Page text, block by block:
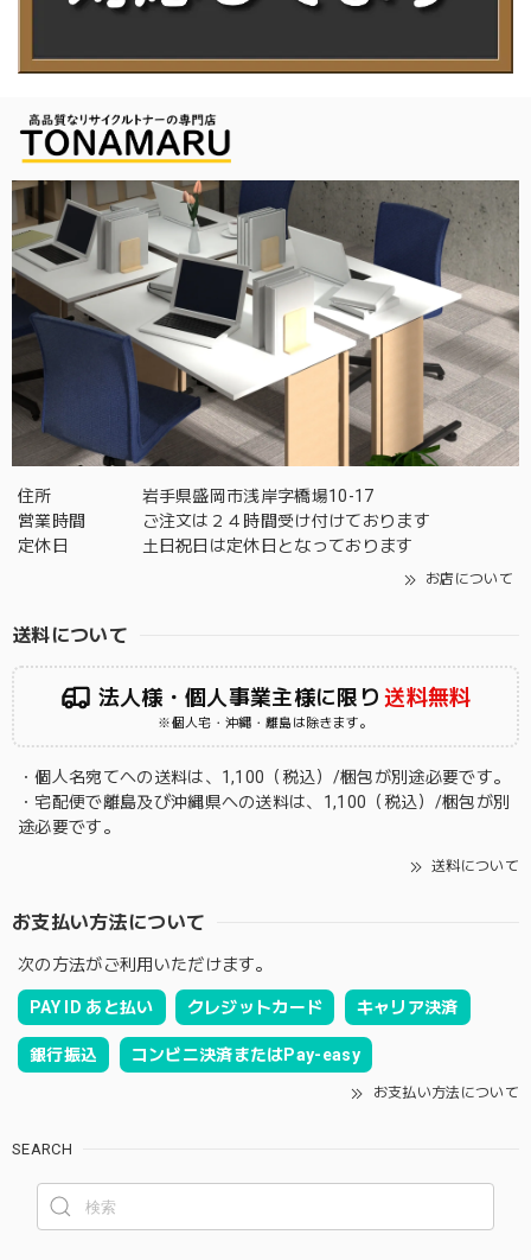
住所
岩手県盛岡市浅岸字橋場10-17
営業時間
ご注文は２４時間受け付けております
定休日
土日祝日は定休日となっております
お店について
送料について
法人様・個人事業主様に限り 送料無料
※個人宅・沖縄・離島は除きます。
・個人名宛てへの送料は、1,100（税込）/梱包が別途必要です。
・宅配便で離島及び沖縄県への送料は、1,100（税込）/梱包が別
途必要です。
送料について
お支払い方法について
次の方法がご利用いただけます。
PAY ID あと払い クレジットカード キャリア決済
銀行振込 コンビニ決済またはPay-easy
お支払い方法について
SEARCH